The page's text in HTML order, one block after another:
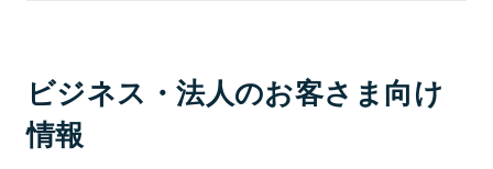
ビジネス・法人のお客さま向け
情報